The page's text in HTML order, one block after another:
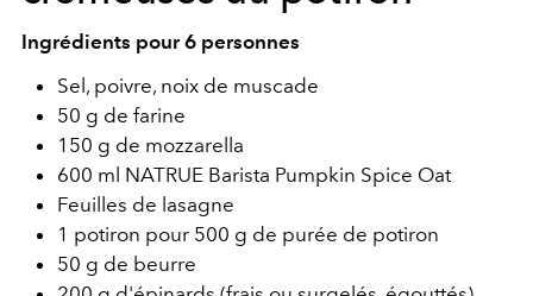
Ingrédients pour 6 personnes
Sel, poivre, noix de muscade
50 g de farine
150 g de mozzarella
600 ml NATRUE Barista Pumpkin Spice Oat
Feuilles de lasagne
1 potiron pour 500 g de purée de potiron
50 g de beurre